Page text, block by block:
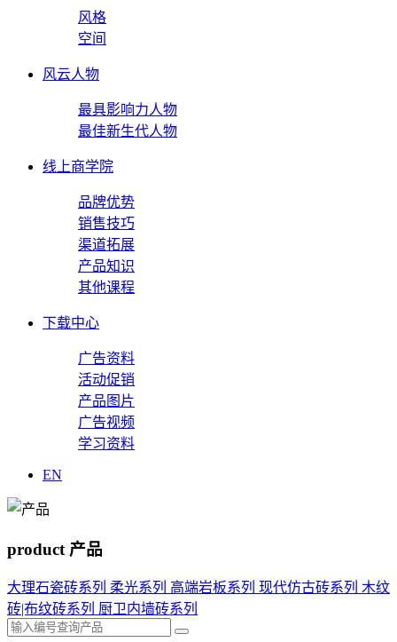
风格
空间
风云人物
最具影响力人物
最佳新生代人物
线上商学院
品牌优势
销售技巧
渠道拓展
产品知识
其他课程
下载中心
广告资料
活动促销
产品图片
广告视频
学习资料
EN
product 产品
大理石瓷砖系列 柔光系列 高端岩板系列 现代仿古砖系列 木纹
砖|布纹砖系列 厨卫内墙砖系列